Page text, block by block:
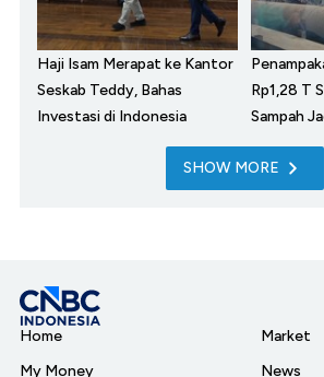
Haji Isam Merapat ke Kantor
Seskab Teddy, Bahas
Investasi di Indonesia
Rp1,28 T
Sampah
SHOW MORE
Home
My Money
Market
News